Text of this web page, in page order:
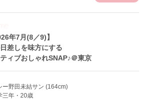
年7月(8／9)】
差しを味方にする
ィブおしゃれSNAP♪＠東京
ー野田未結サン (164cm)
三年・20歳